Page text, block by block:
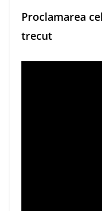
Proclamarea
trecut